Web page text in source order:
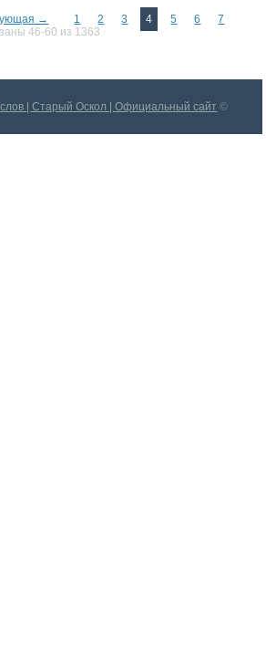
→ 1 2 3 4 5 6
7
46-60 из 1363
| Старый Оскол | Официальный сайт ©